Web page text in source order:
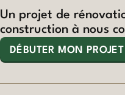
Un projet de
construction à nous
DÉBUTER MON PROJET